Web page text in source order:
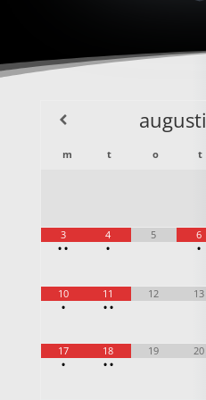
augusti
m t o t
3
••
4
•
5
6
•
10
•
11
• •
12 13
17
•
18
• •
19 20